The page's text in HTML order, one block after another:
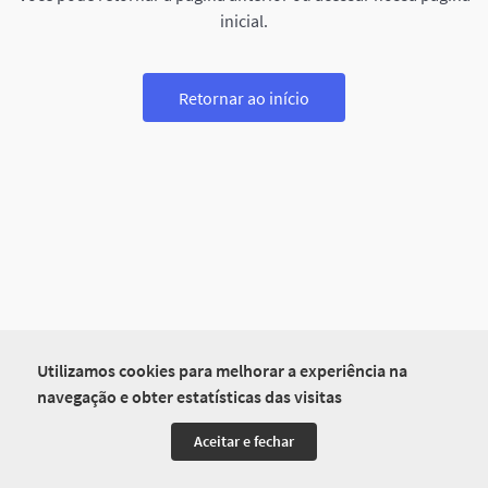
Utilizamos cookies para melhorar a experiência na
navegação e obter estatísticas das visitas
Aceitar e fechar
inicial.
Retornar ao início